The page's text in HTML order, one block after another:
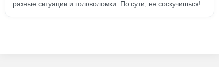
разные ситуации и головоломки. По сути, не соскучишься!